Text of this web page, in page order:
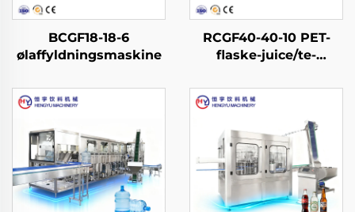
BCGF18-18-6
ølaffyldningsmaskine
RCGF40-40-10 PET-
flaske-juice/te-
varm påfyldning